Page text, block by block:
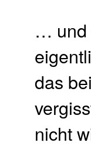
… und
das
nicht